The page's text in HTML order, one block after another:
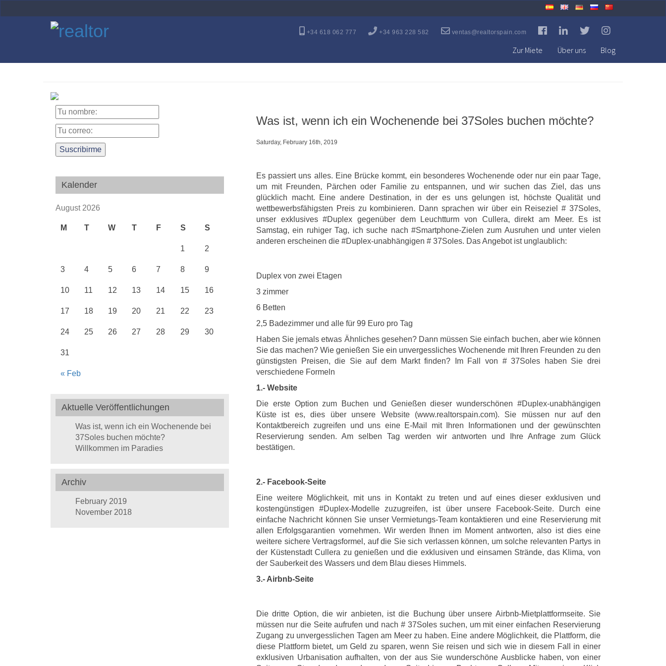
+34 618 062 777 +34 963 228 582 ventas@realtorspain.com
Zur Miete Über uns Blog
Kalender
August 2026
M T W T F S S
« Feb
1 2
3 4 5 6 7 8 9
10 11 12 13 14 15 16
17 18 19 20 21 22 23
24 25 26 27 28 29 30
31
Aktuelle Veröffentlichungen
Was ist, wenn ich ein Wochenende bei
37Soles buchen möchte?
Willkommen im Paradies
Archiv
February 2019
November 2018
Was ist, wenn ich ein Wochenende bei 37Soles buchen möchte?
Saturday, February 16th, 2019
Es passiert uns alles. Eine Brücke kommt, ein besonderes Wochenende oder nur ein paar Tage,
um mit Freunden, Pärchen oder Familie zu entspannen, und wir suchen das Ziel, das uns
glücklich macht. Eine andere Destination, in der es uns gelungen ist, höchste Qualität und
wettbewerbsfähigsten Preis zu kombinieren. Dann sprachen wir über ein Reiseziel # 37Soles,
unser exklusives #Duplex gegenüber dem Leuchtturm von Cullera, direkt am Meer. Es ist
Samstag, ein ruhiger Tag, ich suche nach #Smartphone-Zielen zum Ausruhen und unter vielen
anderen erscheinen die #Duplex-unabhängigen # 37Soles. Das Angebot ist unglaublich:
Duplex von zwei Etagen
3 zimmer
6 Betten
2,5 Badezimmer und alle für 99 Euro pro Tag
Haben Sie jemals etwas Ähnliches gesehen? Dann müssen Sie einfach buchen, aber wie können
Sie das machen? Wie genießen Sie ein unvergessliches Wochenende mit Ihren Freunden zu den
günstigsten Preisen, die Sie auf dem Markt finden? Im Fall von # 37Soles haben Sie drei
verschiedene Formeln
1.- Website
Die erste Option zum Buchen und Genießen dieser wunderschönen #Duplex-unabhängigen
Küste ist es, dies über unsere Website (www.realtorspain.com). Sie müssen nur auf den
Kontaktbereich zugreifen und uns eine E-Mail mit Ihren Informationen und der gewünschten
Reservierung senden. Am selben Tag werden wir antworten und Ihre Anfrage zum Glück
bestätigen.
2.- Facebook-Seite
Eine weitere Möglichkeit, mit uns in Kontakt zu treten und auf eines dieser exklusiven und
kostengünstigen #Duplex-Modelle zuzugreifen, ist über unsere Facebook-Seite. Durch eine
einfache Nachricht können Sie unser Vermietungs-Team kontaktieren und eine Reservierung mit
allen Erfolgsgarantien vornehmen. Wir werden Ihnen im Moment antworten, also ist dies eine
weitere sichere Vertragsformel, auf die Sie sich verlassen können, um solche relevanten Partys in
der Küstenstadt Cullera zu genießen und die exklusiven und einsamen Strände, das Klima, von
der Sauberkeit des Wassers und dem Blau dieses Himmels.
3.- Airbnb-Seite
Die dritte Option, die wir anbieten, ist die Buchung über unsere Airbnb-Mietplattformseite. Sie
müssen nur die Seite aufrufen und nach # 37Soles suchen, um mit einer einfachen Reservierung
Zugang zu unvergesslichen Tagen am Meer zu haben. Eine andere Möglichkeit, die Plattform, die
diese Plattform bietet, um Geld zu sparen, wenn Sie reisen und sich wie in diesem Fall in einer
exklusiven Urbanisation aufhalten, von der aus Sie wunderschöne Ausblicke haben, von einer